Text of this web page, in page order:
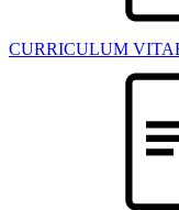
CURRICULUM